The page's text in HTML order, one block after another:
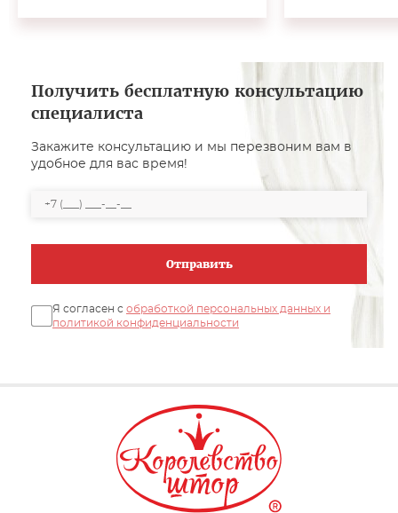
Получить бесплатную консультацию
специалиста
Закажите консультацию и мы перезвоним вам в
удобное для вас время!
Отправить
Я согласен с обработкой персональных данных и
политикой конфиденциальности